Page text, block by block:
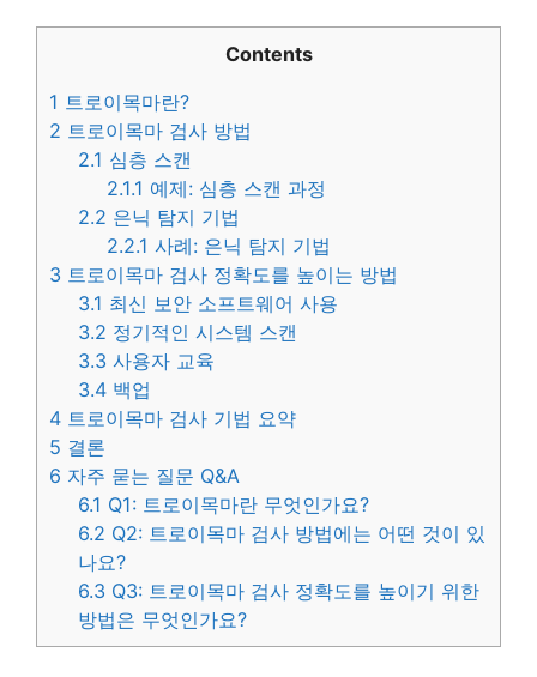
Contents
1 트로이목마란?
2 트로이목마 검사 방법
2.1 심층 스캔
2.1.1 예제: 심층 스캔 과정
2.2 은닉 탐지 기법
2.2.1 사례: 은닉 탐지 기법
3 트로이목마 검사 정확도를 높이는 방법
3.1 최신 보안 소프트웨어 사용
3.2 정기적인 시스템 스캔
3.3 사용자 교육
3.4 백업
4 트로이목마 검사 기법 요약
5 결론
6 자주 묻는 질문 Q&A
6.1 Q1: 트로이목마란 무엇인가요?
6.2 Q2: 트로이목마 검사 방법에는 어떤 것이 있
나요?
6.3 Q3: 트로이목마 검사 정확도를 높이기 위한
방법은 무엇인가요?